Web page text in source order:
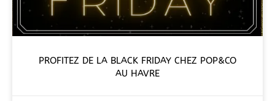
PROFITEZ DE LA BLACK FRIDAY CHEZ POP&CO
AU HAVRE